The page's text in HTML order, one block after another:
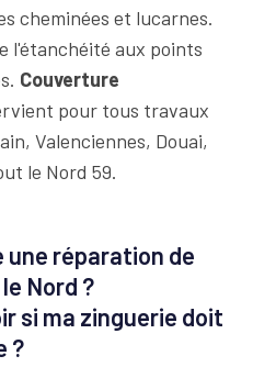
cheminées et lucarnes.
l'étanchéité aux points
Couverture
pour tous travaux
Valenciennes, Douai,
le Nord 59.
une réparation de
Nord ?
si ma zinguerie doit
?